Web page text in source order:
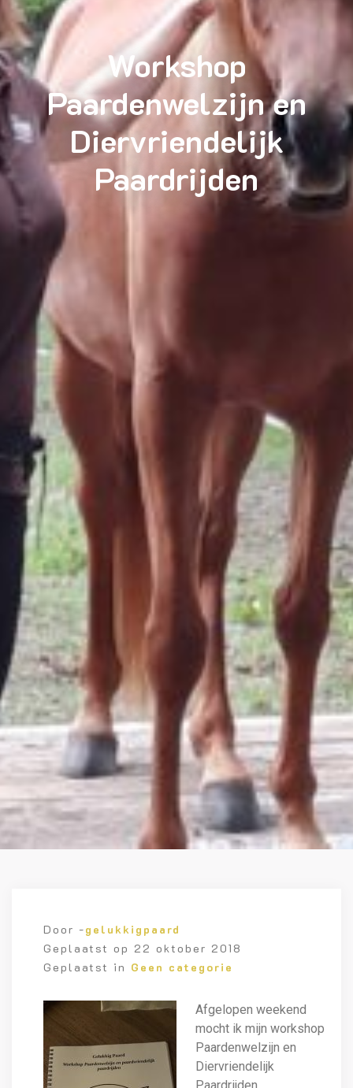
Workshop
Paardenwelzijn en
Diervriendelijk
Paardrijden
Door -gelukkigpaard
Geplaatst op 22 oktober 2018
Geplaatst in Geen categorie
Afgelopen weekend
mocht ik mijn workshop
Paardenwelzijn en
Diervriendelijk